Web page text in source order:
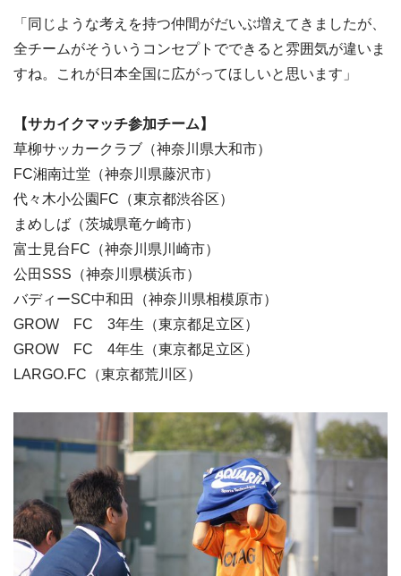
「同じような考えを持つ仲間がだいぶ増えてきましたが、
全チームがそういうコンセプトでできると雰囲気が違いま
すね。これが日本全国に広がってほしいと思います」
【サカイクマッチ参加チーム】
草柳サッカークラブ（神奈川県大和市）
FC湘南辻堂（神奈川県藤沢市）
代々木小公園FC（東京都渋谷区）
まめしば（茨城県竜ケ崎市）
富士見台FC（神奈川県川崎市）
公田SSS（神奈川県横浜市）
バディーSC中和田（神奈川県相模原市）
GROW FC 3年生（東京都足立区）
GROW FC 4年生（東京都足立区）
LARGO.FC（東京都荒川区）